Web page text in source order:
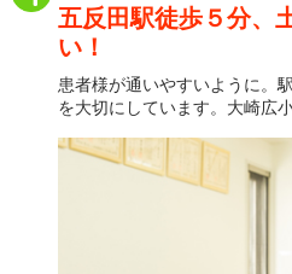
五反田駅徒歩５分、
い！
患者様が通いやすいように。
を大切にしています。大崎広